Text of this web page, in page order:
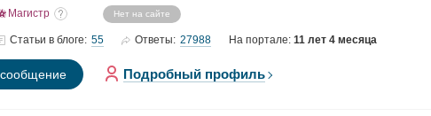
Магистр Нет на сайте
Статьи в блоге: 55 Ответы: 27988 На портале: 11 лет 4 месяца
Подробный профиль